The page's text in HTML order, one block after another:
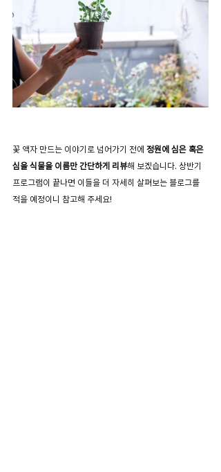
꽃 액자 만드는 이야기로 넘어가기 전에 정원에 심은 혹은
심을 식물을 이름만 간단하게 리뷰해 보겠습니다. 상반기
프로그램이 끝나면 이들을 더 자세히 살펴보는 블로그를
적을 예정이니 참고해 주세요!